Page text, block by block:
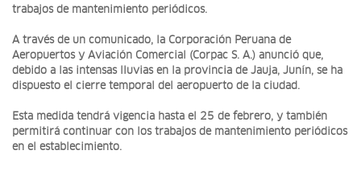
trabajos de mantenimiento periódicos.
A través de un comunicado, la Corporación Peruana de
Aeropuertos y Aviación Comercial (Corpac S. A.) anunció que,
debido a las intensas lluvias en la provincia de Jauja, Junín, se ha
dispuesto el cierre temporal del aeropuerto de la ciudad.
Esta medida tendrá vigencia hasta el 25 de febrero, y también
permitirá continuar con los trabajos de mantenimiento periódicos
en el establecimiento.